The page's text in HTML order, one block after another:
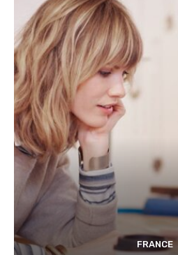
FRANCE